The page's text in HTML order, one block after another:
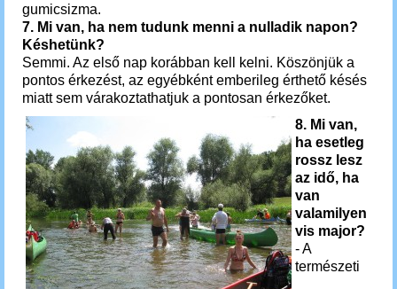
gumicsizma.
7. Mi van, ha nem tudunk menni a nulladik napon?
Késhetünk?
Semmi. Az első nap korábban kell kelni. Köszönjük a
pontos érkezést, az egyébként emberileg érthető késés
miatt sem várakoztathatjuk a pontosan érkezőket.
8. Mi van,
ha esetleg
rossz lesz
az idő, ha
van
valamilyen
vis major?
-A
természeti